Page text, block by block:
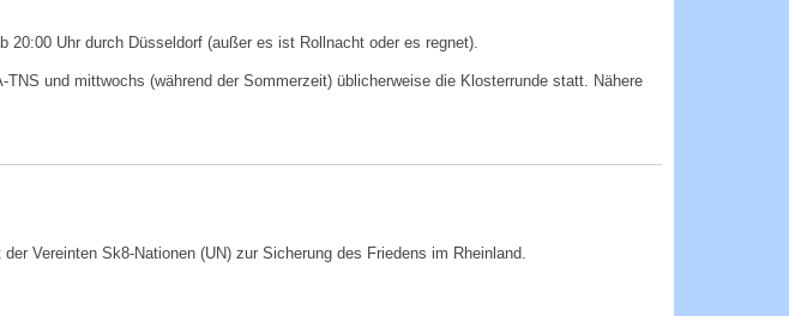
20:00 Uhr durch Düsseldorf (außer es ist Rollnacht oder es regnet).
TNS und mittwochs (während der Sommerzeit) üblicherweise die Klosterrunde statt. Nähere
Vereinten Sk8-Nationen (UN) zur Sicherung des Friedens im Rheinland.